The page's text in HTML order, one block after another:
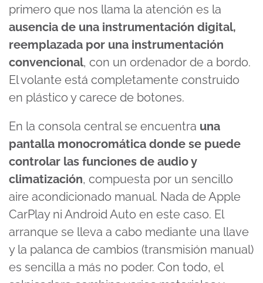
primero que nos llama la atención es la
ausencia de una instrumentación digital,
reemplazada por una instrumentación
convencional, con un ordenador de a bordo.
El volante está completamente construido
en plástico y carece de botones.
En la consola central se encuentra una
pantalla monocromática donde se puede
controlar las funciones de audio y
climatización, compuesta por un sencillo
aire acondicionado manual. Nada de Apple
CarPlay ni Android Auto en este caso. El
arranque se lleva a cabo mediante una llave
y la palanca de cambios (transmisión manual)
es sencilla a más no poder. Con todo, el